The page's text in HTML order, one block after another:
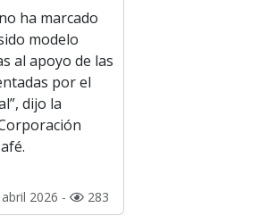
ha marcado
modelo
al apoyo de las
por el
dijo la
2026 - 283